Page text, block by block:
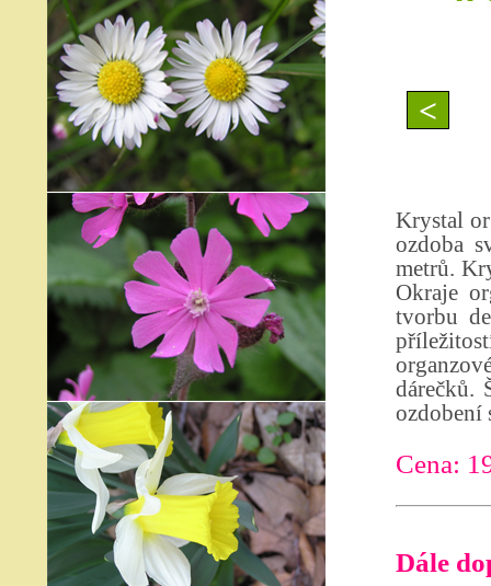
<
Krystal
ozdoba
metrů.
Okraje
tvorbu
dárečků.
ozdobení
Cena:
Dále